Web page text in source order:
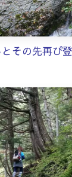
その先再び